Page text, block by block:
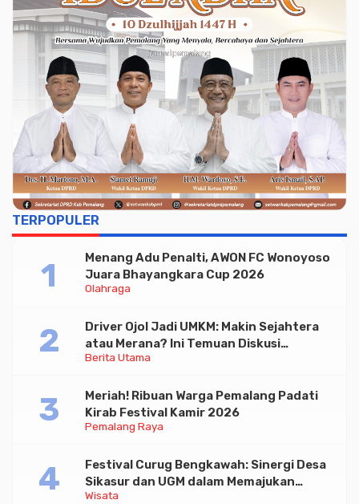
TERPOPULER
Olahraga
Menang Adu Penalti, AWON FC Wonoyoso
Juara Bhayangkara Cup 2026
Berita Utama
Driver Ojol Jadi UMKM: Makin Sejahtera
atau Merana? Ini Temuan Diskusi
Paramadina
Pemalang Raya
Meriah! Ribuan Warga Pemalang Padati
Kirab Festival Kamir 2026
Wisata
Festival Curug Bengkawah: Sinergi Desa
Sikasur dan UGM dalam Memajukan
Wisata serta UMKM Lokal